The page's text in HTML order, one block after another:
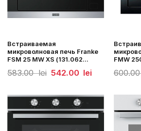
Встраиваемая
микроволновая печь Franke
FSM 25 MW XS (131.062...
583.00lei Первоначальная
цена
lei.
542.00 leiТекущая
цена:
FMW